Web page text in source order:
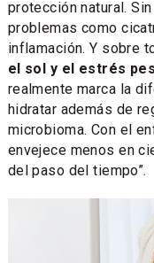
protección natural.
problemas como
inflamación. Y sobre
el sol y el estrés
realmente marca la
hidratar además de
microbioma. Con el
envejece menos en
del paso del tiempo”.